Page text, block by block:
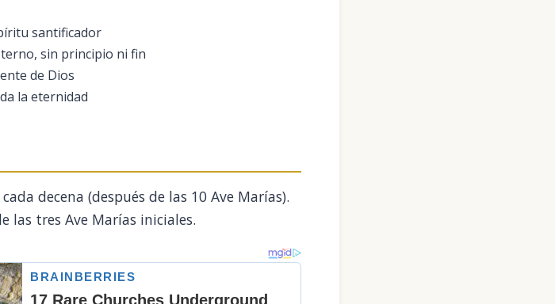
santificador
sin principio ni fin
de Dios
la eternidad
decena (después de las 10 Ave Marías).
las tres Ave Marías iniciales.